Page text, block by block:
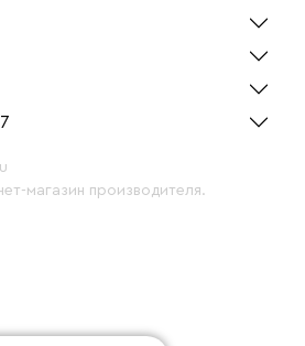
магазин производителя.